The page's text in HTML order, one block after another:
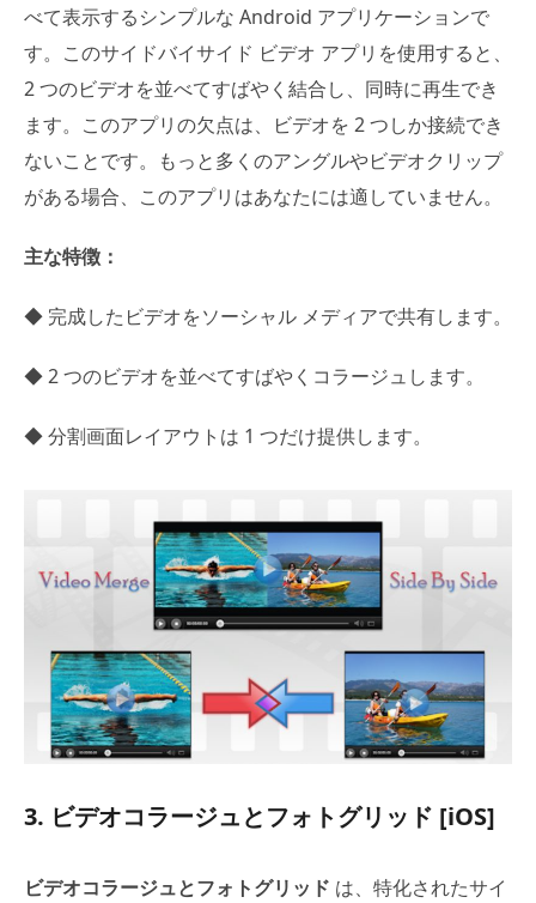
べて表示するシンプルな Android アプリケーションで
す。このサイドバイサイド ビデオ アプリを使用すると、
2 つのビデオを並べてすばやく結合し、同時に再生でき
ます。このアプリの欠点は、ビデオを 2 つしか接続でき
ないことです。もっと多くのアングルやビデオクリップ
がある場合、このアプリはあなたには適していません。
主な特徴：
◆ 完成したビデオをソーシャル メディアで共有します。
◆ 2 つのビデオを並べてすばやくコラージュします。
◆ 分割画面レイアウトは 1 つだけ提供します。
3. ビデオコラージュとフォトグリッド [iOS]
ビデオコラージュとフォトグリッド は、特化されたサイ